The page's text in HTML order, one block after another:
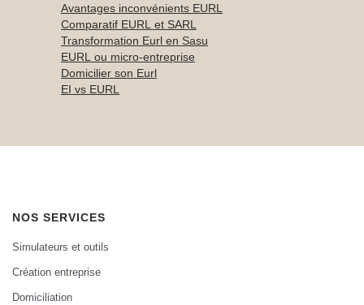
Avantages inconvénients EURL
Comparatif EURL et SARL
Transformation Eurl en Sasu
EURL ou micro-entreprise
Domicilier son Eurl
EI vs EURL
NOS SERVICES
Simulateurs et outils
Création entreprise
Domiciliation